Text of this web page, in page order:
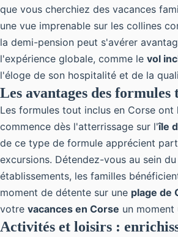
que vous cherchiez des vacances
une vue imprenable sur les collines
la demi-pension peut s'avérer
l'expérience globale, comme le vol
l'éloge de son hospitalité et de la
Les avantages des
Les formules tout inclus en Corse
commence dès l'atterrissage sur l'île
de ce type de formule apprécient
excursions. Détendez-vous au sein du
établissements, les familles
moment de détente sur une plage de
votre vacances en Corse un
Activités et loisirs :